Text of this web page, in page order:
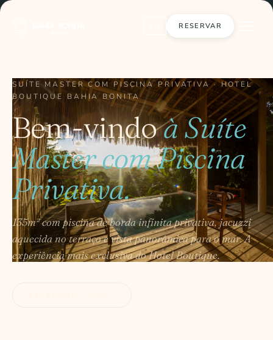
RESERVAR
SUÍTE MASTER COM PISCINA PRIVATIVA · HOTEL
BOUTIQUE BAHIA BONITA
Bem-vindoà Suíte
Master com Piscina
Privativa.
135m² com piscina de borda infinita privativa, jacuzzi
aquecida no terraço e vista panorâmica para o mar. A
experiência mais exclusiva do Hotel Boutique.